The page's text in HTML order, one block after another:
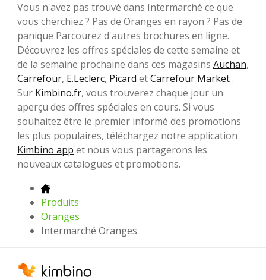
Vous n'avez pas trouvé dans Intermarché ce que
vous cherchiez ? Pas de Oranges en rayon ? Pas de
panique Parcourez d'autres brochures en ligne.
Découvrez les offres spéciales de cette semaine et
de la semaine prochaine dans ces magasins Auchan,
Carrefour, E.Leclerc, Picard etCarrefour Market.
Sur Kimbino.fr, vous trouverez chaque jour un
aperçu des offres spéciales en cours. Si vous
souhaitez être le premier informé des promotions
les plus populaires, téléchargez notre application
Kimbino app et nous vous partagerons les
nouveaux catalogues et promotions.
Produits
Oranges
Intermarché Oranges